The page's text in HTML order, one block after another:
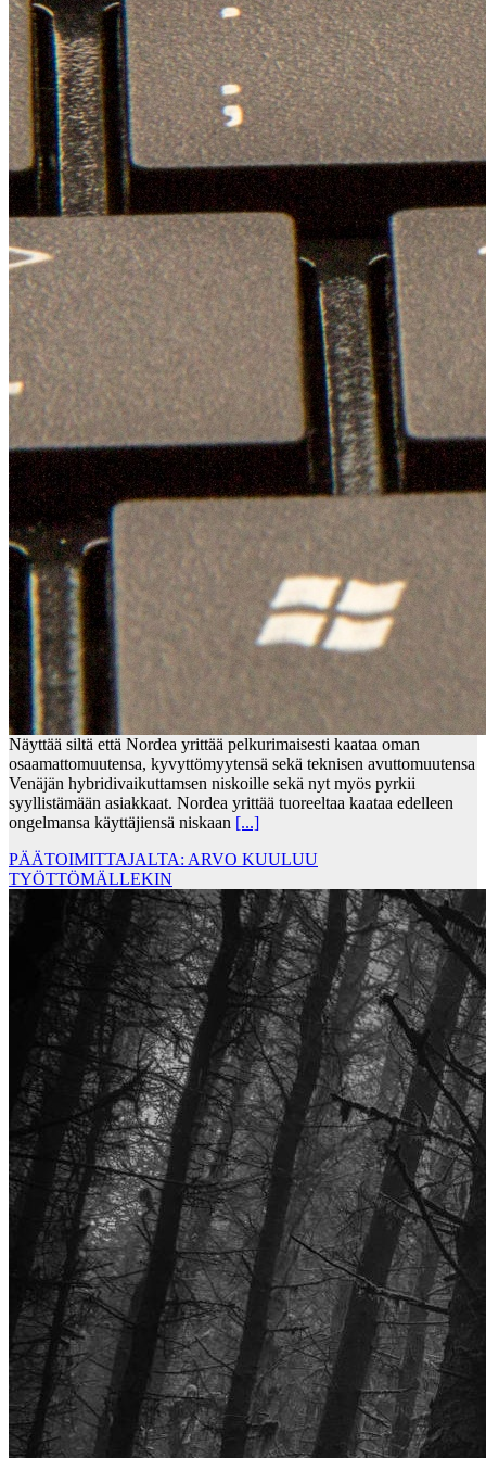
Näyttää siltä että Nordea yrittää pelkurimaisesti kaataa oman
osaamattomuutensa, kyvyttömyytensä sekä teknisen avuttomuutensa
Venäjän hybridivaikuttamsen niskoille sekä nyt myös pyrkii
syyllistämään asiakkaat. Nordea yrittää tuoreeltaa kaataa edelleen
ongelmansa käyttäjiensä niskaan [...]
PÄÄTOIMITTAJALTA: ARVO KUULUU
TYÖTTÖMÄLLEKIN